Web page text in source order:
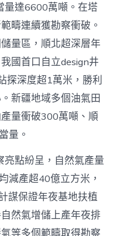
量達6600萬噸。在塔
疇連續獲勘察衝破。
量區，順北超深層年
國首口自立design井
深度超1萬米，勝利
新疆地域多個油氣田
量衝破300萬噸、順
量。
點紛呈，自然氣產量
減產超40億立方米，
謀保證年夜基地扶植
然氣增儲上產年夜排